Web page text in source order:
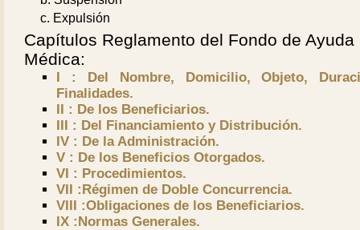
c. Expulsión
Capítulos Reglamento del Fondo de Ayuda
Médica:
I : Del Nombre, Domicilio, Objeto,
Finalidades.
II : De los Beneficiarios.
III : Del Financiamiento y Distribución.
IV : De la Administración.
V : De los Beneficios Otorgados.
VI : Procedimientos.
VII :Régimen de Doble Concurrencia.
VIII :Obligaciones de los Beneficiarios.
IX :Normas Generales.